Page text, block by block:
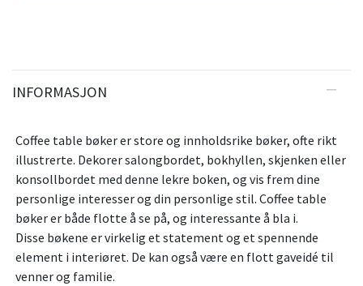
INFORMASJON
Coffee table bøker er store og innholdsrike bøker, ofte rikt
illustrerte. Dekorer salongbordet, bokhyllen, skjenken eller
konsollbordet med denne lekre boken, og vis frem dine
personlige interesser og din personlige stil. Coffee table
bøker er både flotte å se på, og interessante å bla i.
Disse bøkene er virkelig et statement og et spennende
element i interiøret. De kan også være en flott gaveidé til
venner og familie.